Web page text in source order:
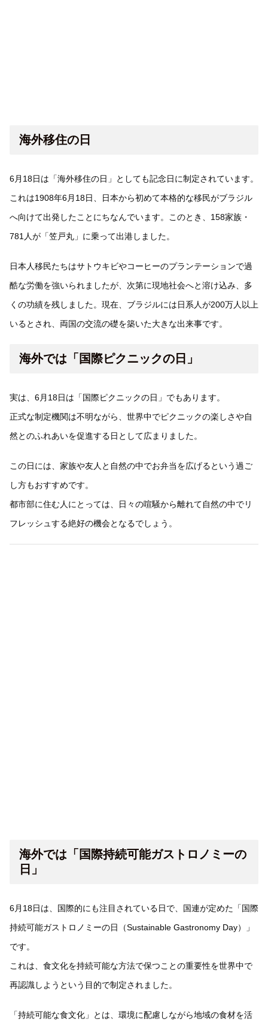
海外移住の日
6月18日は「海外移住の日」としても記念日に制定されています。
これは1908年6月18日、日本から初めて本格的な移民がブラジル
へ向けて出発したことにちなんでいます。このとき、158家族・
781人が「笠戸丸」に乗って出港しました。
日本人移民たちはサトウキビやコーヒーのプランテーションで過
酷な労働を強いられましたが、次第に現地社会へと溶け込み、多
くの功績を残しました。現在、ブラジルには日系人が200万人以上
いるとされ、両国の交流の礎を築いた大きな出来事です。
海外では「国際ピクニックの日」
実は、6月18日は「国際ピクニックの日」でもあります。
正式な制定機関は不明ながら、世界中でピクニックの楽しさや自
然とのふれあいを促進する日として広まりました。
この日には、家族や友人と自然の中でお弁当を広げるという過ご
し方もおすすめです。
都市部に住む人にとっては、日々の喧騒から離れて自然の中でリ
フレッシュする絶好の機会となるでしょう。
海外では「国際持続可能ガストロノミーの
日」
6月18日は、国際的にも注目されている日で、国連が定めた「国際
持続可能ガストロノミーの日（Sustainable Gastronomy Day）」
です。
これは、食文化を持続可能な方法で保つことの重要性を世界中で
再認識しようという目的で制定されました。
「持続可能な食文化」とは、環境に配慮しながら地域の食材を活